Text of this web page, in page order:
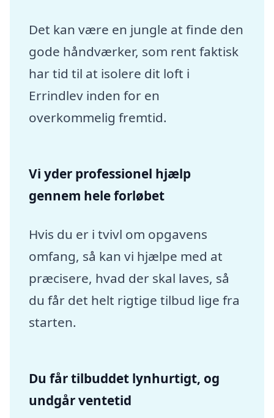
Det kan være en jungle at finde den
gode håndværker, som rent faktisk
har tid til at isolere dit loft i
Errindlev inden for en
overkommelig fremtid.
Vi yder professionel hjælp
gennem hele forløbet
Hvis du er i tvivl om opgavens
omfang, så kan vi hjælpe med at
præcisere, hvad der skal laves, så
du får det helt rigtige tilbud lige fra
starten.
Du får tilbuddet lynhurtigt, og
undgår ventetid